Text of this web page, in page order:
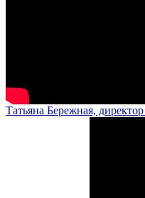
Татьяна Бережная,